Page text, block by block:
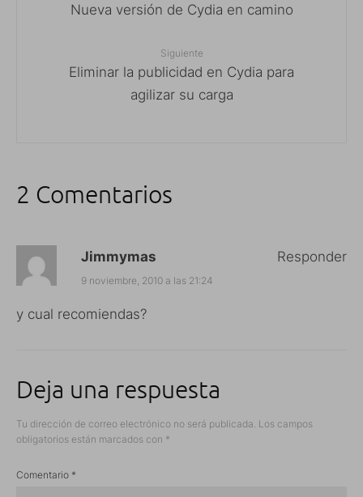
Nueva versión de Cydia en camino
Siguiente
Eliminar la publicidad en Cydia para
agilizar su carga
2 Comentarios
Jimmymas
9 noviembre, 2010 a las 21:24
y cual recomiendas?
Responder
Deja una respuesta
Tu dirección de correo electrónico no será publicada. Los campos
obligatorios están marcados con *
Comentario *